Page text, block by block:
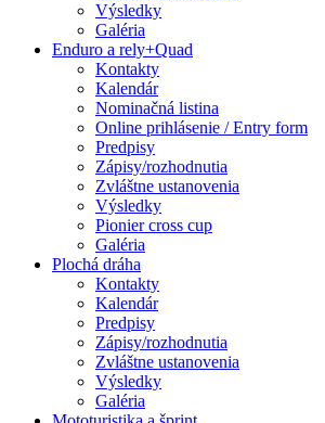
Výsledky
Galéria
Enduro a rely+Quad
Kontakty
Kalendár
Nominačná listina
Online prihlásenie / Entry form
Predpisy
Zápisy/rozhodnutia
Zvláštne ustanovenia
Výsledky
Pionier cross cup
Galéria
Plochá dráha
Kontakty
Kalendár
Predpisy
Zápisy/rozhodnutia
Zvláštne ustanovenia
Výsledky
Galéria